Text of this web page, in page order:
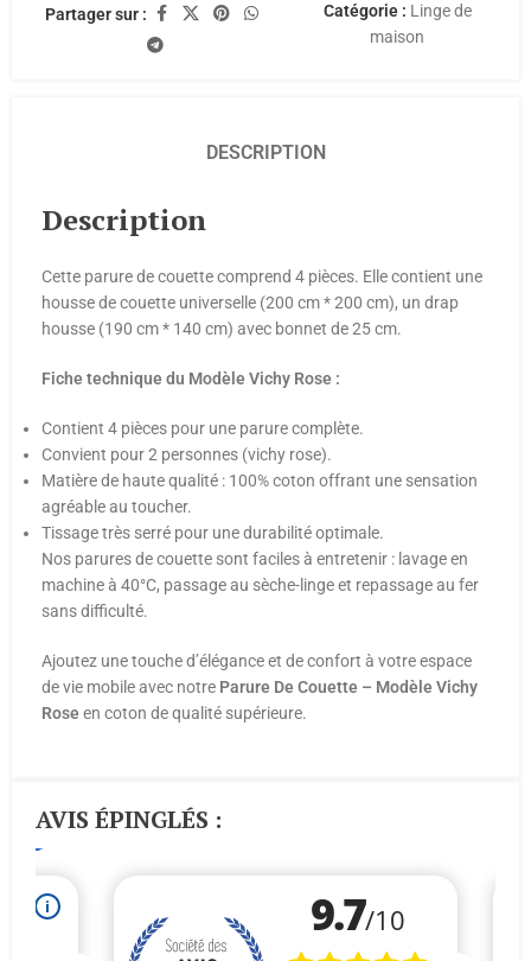
Partager sur : Catégorie : Linge de
maison
DESCRIPTION
Description
Cette parure de couette comprend 4 pièces. Elle contient une
housse de couette universelle (200 cm * 200 cm), un drap
housse (190 cm * 140 cm) avec bonnet de 25 cm.
Fiche technique du Modèle Vichy Rose :
Contient 4 pièces pour une parure complète.
Convient pour 2 personnes (vichy rose).
Matière de haute qualité : 100% coton offrant une sensation
agréable au toucher.
Tissage très serré pour une durabilité optimale.
Nos parures de couette sont faciles à entretenir : lavage en
machine à 40°C, passage au sèche-linge et repassage au fer
sans difficulté.
Ajoutez une touche d’élégance et de confort à votre espace
de vie mobile avec notre Parure De Couette – Modèle Vichy
Rose en coton de qualité supérieure.
AVIS ÉPINGLÉS :